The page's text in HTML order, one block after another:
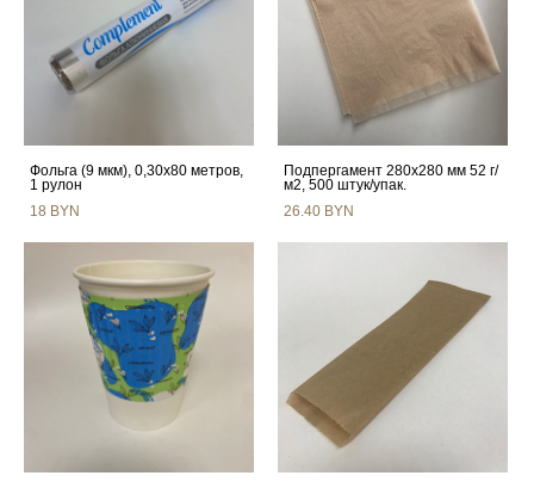
Фольга (9 мкм), 0,30х80 метров,
1 рулон
18 BYN
Подпергамент 280x280 мм 52 г/
м2, 500 штук/упак.
26.40 BYN